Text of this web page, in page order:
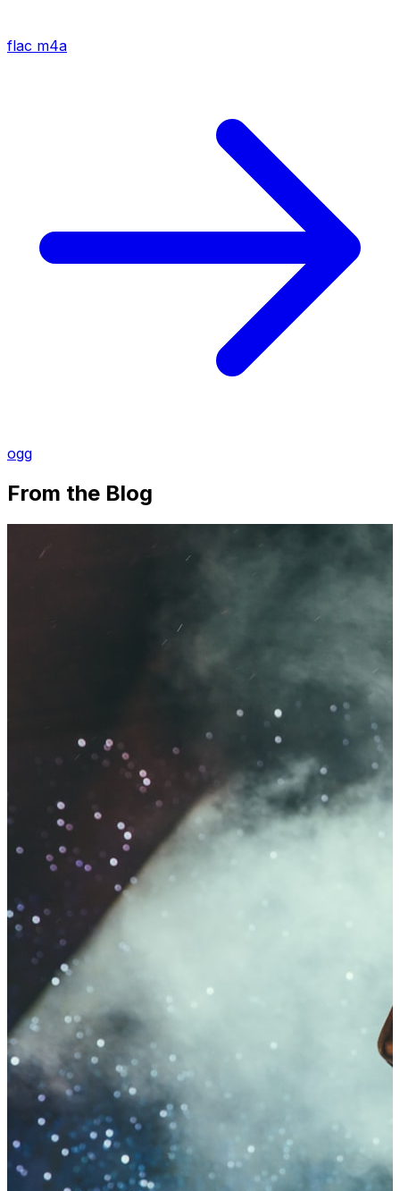
flac m4a
ogg
From the Blog